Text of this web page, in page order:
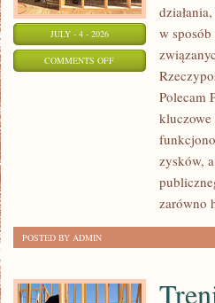
JULY - 4 - 2026
COMMENTS OFFON
TAJEMNICE
NIEWYJAŚNIONE
w
Polecam
kluczowe
zysków,
zarówno
POSTED BY ADMIN